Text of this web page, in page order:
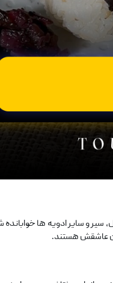
و سایر ادویه ‌ها
عاشقش هستند.